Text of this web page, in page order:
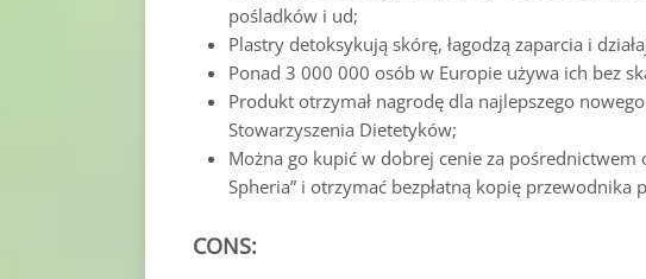
pośladków i ud;
Plastry detoksykują skórę, łagodzą zaparcia i
Ponad 3 000 000 osób w Europie używa ich bez
Produkt otrzymał nagrodę dla najlepszego
Stowarzyszenia Dietetyków;
Można go kupić w dobrej cenie za
Spheria” i otrzymać bezpłatną kopię
CONS: